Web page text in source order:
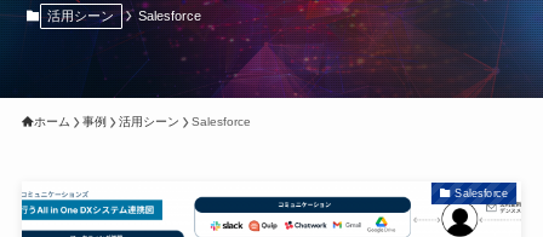
活用シーン Salesforce
ホーム 事例 活用シーン Salesforce
Salesforce